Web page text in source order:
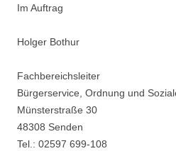
Im Auftrag
Holger Bothur
Fachbereichsleiter
Bürgerservice, Ordnung und
Münsterstraße 30
48308 Senden
Tel.: 02597 699-108